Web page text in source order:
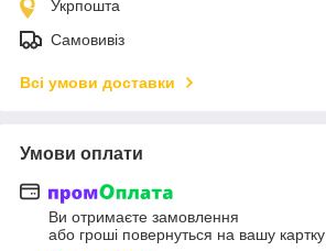
Укрпошта
Самовивіз
Всі умови доставки
Умови оплати
Ви отримаєте замовлення
або гроші повернуться на вашу картку